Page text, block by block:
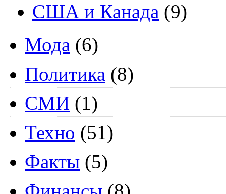
США и Канада (9)
Мода (6)
Политика (8)
СМИ (1)
Техно (51)
Факты (5)